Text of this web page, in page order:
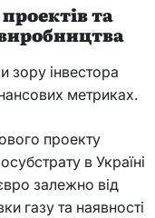
та
зору інвестора
метриках.
проекту
в Україні
залежно від
газу та наявності